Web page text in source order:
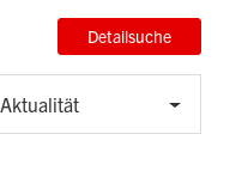
Detailsuche
Aktualität